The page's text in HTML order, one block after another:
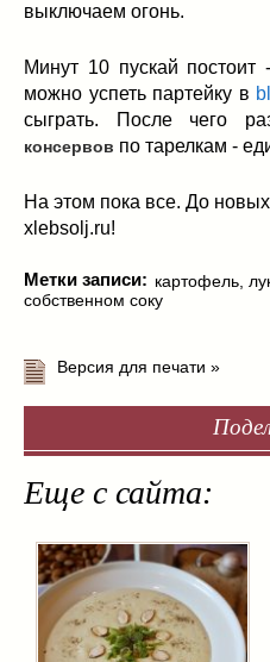
выключаем огонь.
Минут 10 пускай постоит
можно успеть партейку в
сыграть. После чего
консервов по тарелкам -
На этом пока все. До
xlebsolj.ru!
Метки записи: картофель,
собственном соку
Версия для печати »
Еще с сайта: